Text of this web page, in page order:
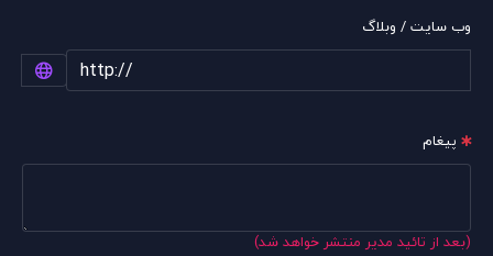
وب سایت / وبلاگ
پیغام
(بعد از تائید مدیر منتشر خواهد شد)